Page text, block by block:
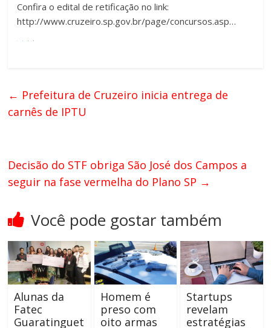
Confira o edital de retificação no link:
http://www.cruzeiro.sp.gov.br/page/concursos.asp…
← Prefeitura de Cruzeiro inicia entrega de
carnês de IPTU
Decisão do STF obriga São José dos Campos a
seguir na fase vermelha do Plano SP →
Você pode gostar também
Alunas da
Fatec
Guaratinguet
Homem é
preso com
oito armas
Startups
revelam
estratégias